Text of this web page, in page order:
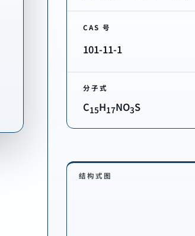
CAS 号
101-11-1
分子式
C15H17NO3S
结构式图